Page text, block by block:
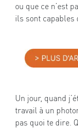
ou que ce n’est
ils sont capables
Un jour, quand
travail à un
pas quoi te dire.